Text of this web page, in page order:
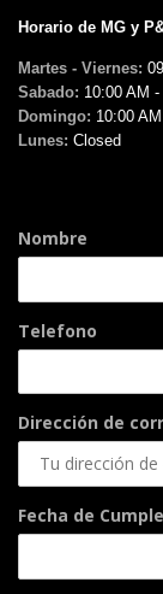
Horario de MG y
Martes - Viernes:
Sabado: 10:00 AM
Domingo: 10:00
Lunes: Closed
Nombre
Telefono
Dirección de
Fecha de